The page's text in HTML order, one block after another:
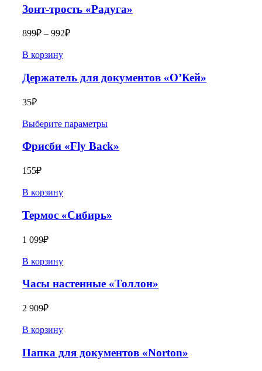
Зонт-трость «Радуга»
899₽ – 992₽
В корзину
Держатель для документов «О’Кей»
35₽
Выберите параметры
Фрисби «Fly Back»
155₽
В корзину
Термос «Сибирь»
1 099₽
В корзину
Часы настенные «Толлон»
2 909₽
В корзину
Папка для документов «Norton»